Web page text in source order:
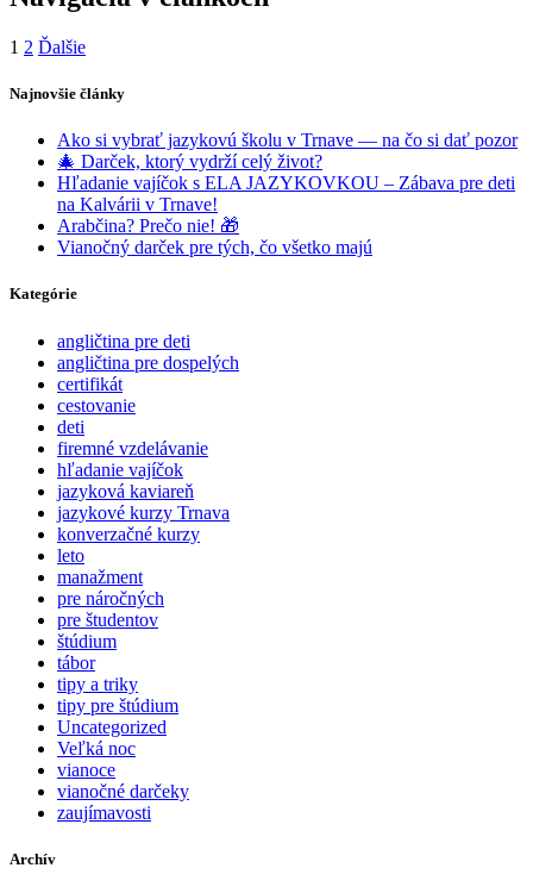
1 2 Ďalšie
Najnovšie články
Ako si vybrať jazykovú školu v Trnave — na čo si dať pozor
🎄 Darček, ktorý vydrží celý život?
Hľadanie vajíčok s ELA JAZYKOVKOU – Zábava pre deti
na Kalvárii v Trnave!
Arabčina? Prečo nie! 🎁
Vianočný darček pre tých, čo všetko majú
Kategórie
angličtina pre deti
angličtina pre dospelých
certifikát
cestovanie
deti
firemné vzdelávanie
hľadanie vajíčok
jazyková kaviareň
jazykové kurzy Trnava
konverzačné kurzy
leto
manažment
pre náročných
pre študentov
štúdium
tábor
tipy a triky
tipy pre štúdium
Uncategorized
Veľká noc
vianoce
vianočné darčeky
zaujímavosti
Archív